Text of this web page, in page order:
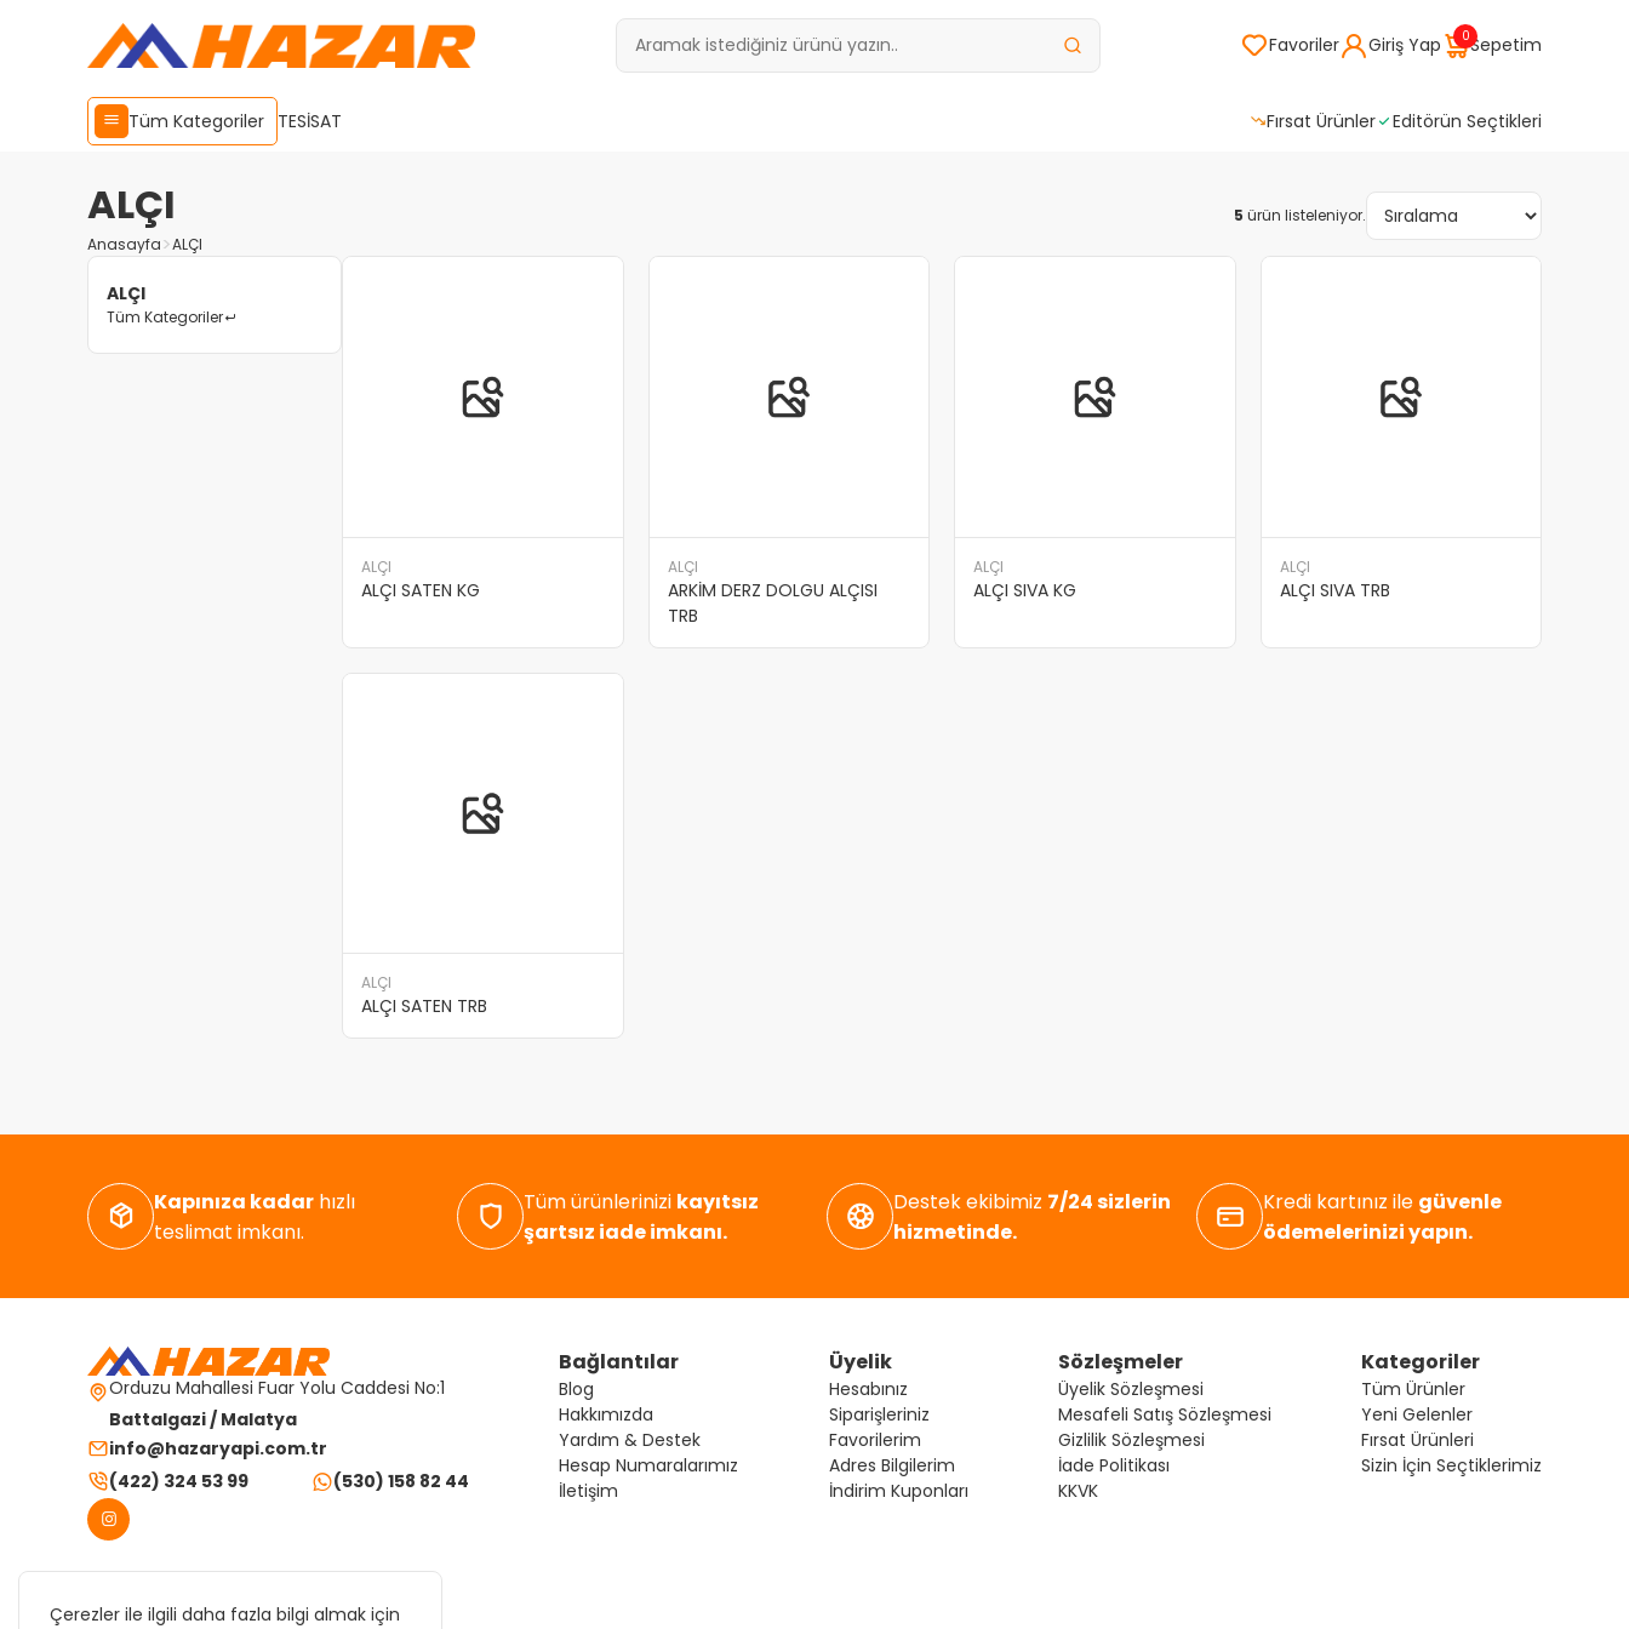
Favoriler Giriş Yap 0Sepetim
Tüm Kategoriler TESİSAT Fırsat Ürünler Editörün Seçtikleri
ALÇI
Anasayfa ALÇI
5 ürün listeleniyor.
ALÇI
Tüm Kategoriler
ALÇI
ALÇI SATEN KG
ALÇI
ARKİM DERZ DOLGU ALÇISI
TRB
ALÇI
ALÇI SIVA KG
ALÇI
ALÇI SIVA TRB
ALÇI
ALÇI SATEN TRB
Kapınıza kadar hızlı
teslimat imkanı.
Tüm ürünlerinizi kayıtsız
şartsız iade imkanı.
Destek ekibimiz 7/24 sizlerin
hizmetinde.
Kredi kartınız ile güvenle
ödemelerinizi yapın.
Orduzu Mahallesi Fuar Yolu Caddesi No:1
Battalgazi / Malatya
info@hazaryapi.com.tr
(422) 324 53 99
(530) 158 82 44
Bağlantılar
Blog
Hakkımızda
Yardım & Destek
Hesap Numaralarımız
İletişim
Üyelik
Hesabınız
Siparişleriniz
Favorilerim
Adres Bilgilerim
İndirim Kuponları
Sözleşmeler
Üyelik Sözleşmesi
Mesafeli Satış Sözleşmesi
Gizlilik Sözleşmesi
İade Politikası
KKVK
Kategoriler
Tüm Ürünler
Yeni Gelenler
Fırsat Ürünleri
Sizin İçin Seçtiklerimiz
Çerezler ile ilgili daha fazla bilgi almak için